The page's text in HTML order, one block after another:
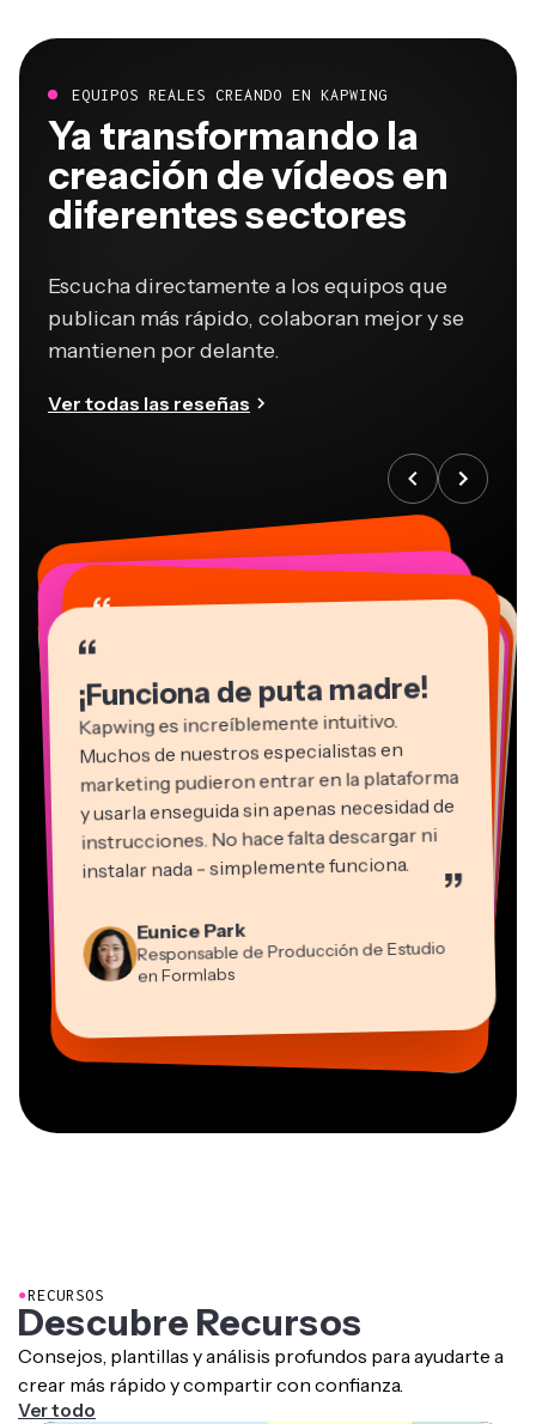
Ya transformando la
creación de vídeos en
diferentes sectores
publican más rápido, colaboran mejor y se
mantienen por delante.
“
¡Funciona de puta madre!
Kapwing es increíblemente intuitivo.
Muchos de nuestros especialistas en
marketing pudieron entrar en la plataforma
y usarla enseguida sin apenas necesidad de
instrucciones. No hace falta descargar ni
instalar nada - simplemente funciona. ”
Responsable de Producción de Estudio
en Formlabs
“
Vannesia Darby
“
Grant Taleck
Cofundador en
Socio Director en EPATHLON
“
Kerry-lee Farla
Youtuber
“
Gracie Peng
Director de Contenidos
“
Martin James
“
Heidi Rae
Educación
“
Mitch Rawlings
Freelance de Servicios de Información
“
Dina Segovia
Trabajador freelance virtual
Descubre Recursos
Consejos, plantillas y análisis profundos para ayudarte a
crear más rápido y compartir con confianza.
Ver todo